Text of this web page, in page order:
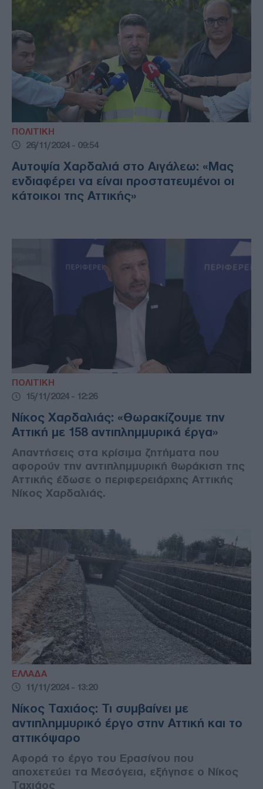
ΠΟΛΙΤΙΚΗ
26/11/2024 - 09:54
Αυτοψία Χαρδαλιά στο Αιγάλεω: «Μας
ενδιαφέρει να είναι προστατευμένοι οι
κάτοικοι της Αττικής»
ΠΟΛΙΤΙΚΗ
15/11/2024 - 12:26
Νίκος Χαρδαλιάς: «Θωρακίζουμε την
Αττική με 158 αντιπλημμυρικά έργα»
Απαντήσεις στα κρίσιμα ζητήματα που
αφορούν την αντιπλημμυρική θωράκιση της
Αττικής έδωσε ο περιφερειάρχης Αττικής
Νίκος Χαρδαλιάς.
ΕΛΛΑΔΑ
11/11/2024 - 13:20
Νίκος Ταχιάος: Τι συμβαίνει με
αντιπλημμυρικό έργο στην Αττική και το
αττικόψαρο
Αφορά το έργο του Ερασίνου που
αποχετεύει τα Μεσόγεια, εξήγησε ο Νίκος
Ταχιάος